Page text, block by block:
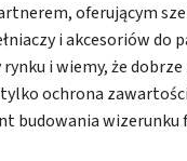
oferującym
i akcesoriów do
i wiemy, że
ochrona
budowania wizerunku